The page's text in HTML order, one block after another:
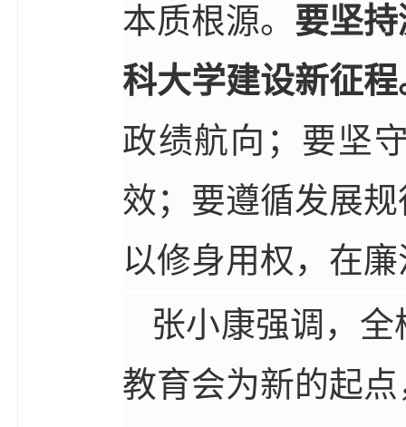
本质根源。 要坚
科大学建设新征程
政绩航向；要坚
效；要遵循发展
以修身用权，在
张小康强调，
教育会为新的起